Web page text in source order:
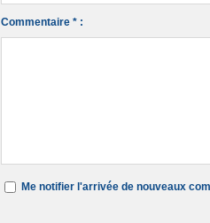
Commentaire * :
Me notifier l'arrivée de nouveaux